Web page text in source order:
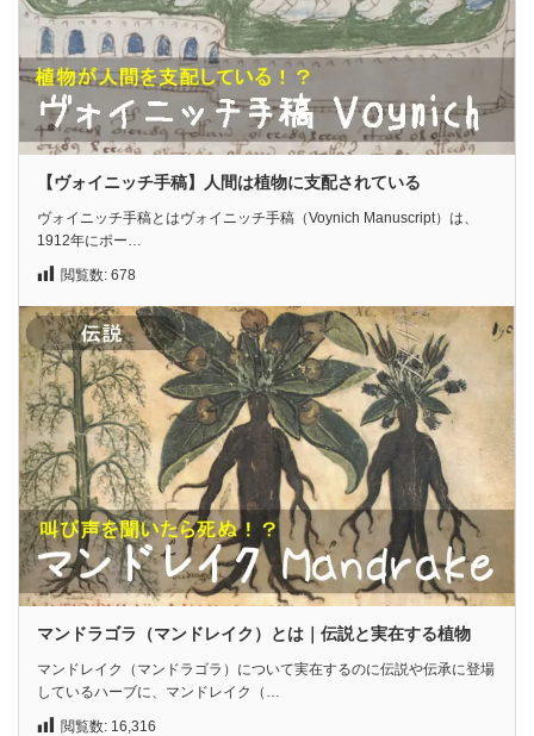
【ヴォイニッチ手稿】人間は植物に支配されている
ヴォイニッチ手稿とはヴォイニッチ手稿（Voynich Manuscript）は、
1912年にポー…
閲覧数: 678
マンドラゴラ（マンドレイク）とは｜伝説と実在する植物
マンドレイク（マンドラゴラ）について実在するのに伝説や伝承に登場
しているハーブに、マンドレイク（…
閲覧数: 16,316